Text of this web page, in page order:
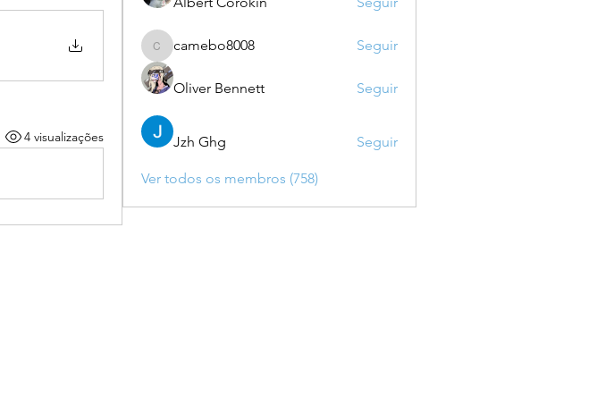
4 visualizações
camebo8008
camebo8008 Seguir
Oliver Bennett Seguir
Jzh Ghg Seguir
Ver todos os membros (758)